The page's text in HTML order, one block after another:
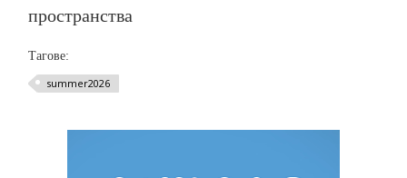
пространства
Тагове:
summer2026